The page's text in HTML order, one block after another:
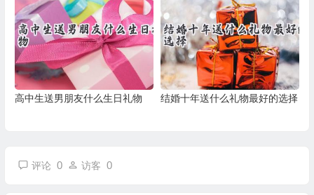
高中生送男朋友什么生日礼物 结婚十年送什么礼物最好的选择
评论 0 访客 0